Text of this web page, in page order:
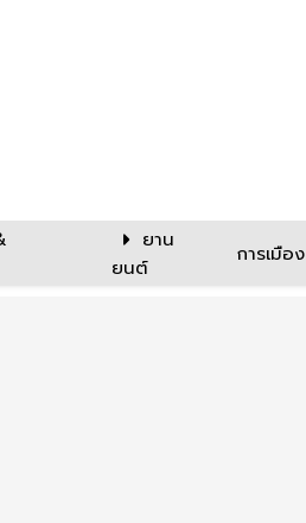
ยาน
ยนต์
การเมือง